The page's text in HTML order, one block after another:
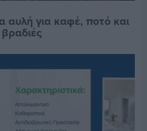
αυλή για καφέ, ποτό και